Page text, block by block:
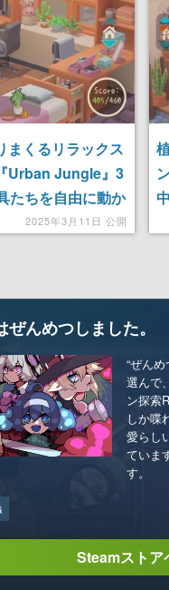
まくるリラックス
Urban Jungle』3
たちを自由に動か
置き、快適で魅力
2025年3月11日 公開
んめつしました。
“ぜん
選んで
ン探索
しか喋
愛らし
ていま
す。
Steamストア